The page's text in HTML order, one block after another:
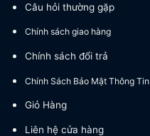
Câu hỏi thường gặp
Chính sách giao hàng
Chính sách đổi trả
Chính Sách Bảo Mật Thông Tin
Giỏ Hàng
Liên hệ cửa hàng